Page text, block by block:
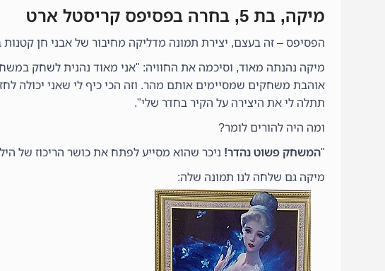
מיקה, בת 5, בחרה בפסיפס קריסטל ארט
הפסיפס – זה בעצם, יצירת תמונה מדליקה מחיבור של אבני חן קטנות
מיקה נהנתה מאוד, וסיכמה את החוויה: "אני מאוד נהנית לשחק
אוהבת משחקים שמסיימים אותם מהר. וזה הכי כיף לי שאני יכולה
תתלה לי את היצירה על הקיר בחדר שלי".
ומה היה להורים לומר?
"המשחק פשוט נהדר! ניכר שהוא מסייע לפתח את כושר הריכוז של
מיקה גם שלחה לנו תמונה שלה: